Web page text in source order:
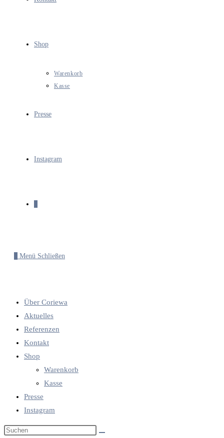
Shop
Warenkorb
Kasse
Presse
Instagram
Menü Schließen
Über Coriewa
Aktuelles
Referenzen
Kontakt
Shop
Warenkorb
Kasse
Presse
Instagram
Diese